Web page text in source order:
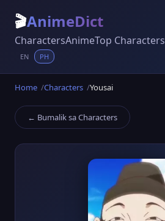
🎬AnimeDict
CharactersAnimeTop Characters
EN PH
Home Characters Yousai
← Bumalik sa Characters